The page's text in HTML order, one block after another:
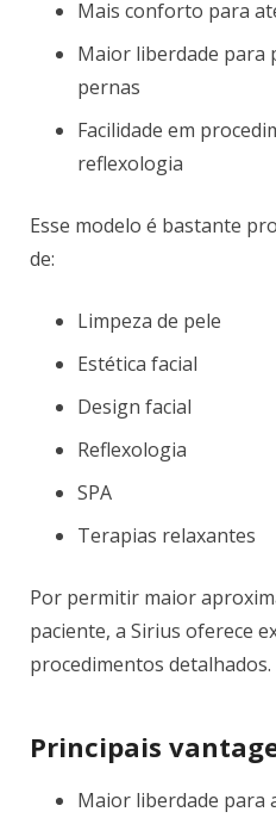
Mais conforto para
Maior liberdade para
pernas
Facilidade em
reflexologia
Esse modelo é bastante
de:
Limpeza de pele
Estética facial
Design facial
Reflexologia
SPA
Terapias relaxantes
Por permitir maior
paciente, a Sirius oferece
procedimentos detalhados.
Principais
Maior liberdade para